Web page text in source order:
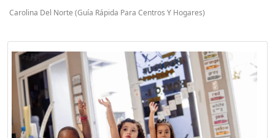
Carolina Del Norte (Guía Rápida Para Centros Y Hogares)